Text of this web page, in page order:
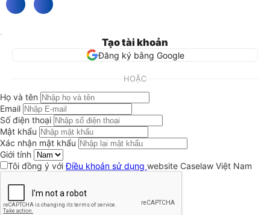
Tạo tài khoản
Đăng ký bằng Google
HOẶC
Họ và tên
Email
Số điện thoại
Mật khẩu
Xác nhận mật khẩu
Giới tính
Tôi đồng ý vớiĐiều khoản sử dụng website Caselaw Việt Nam